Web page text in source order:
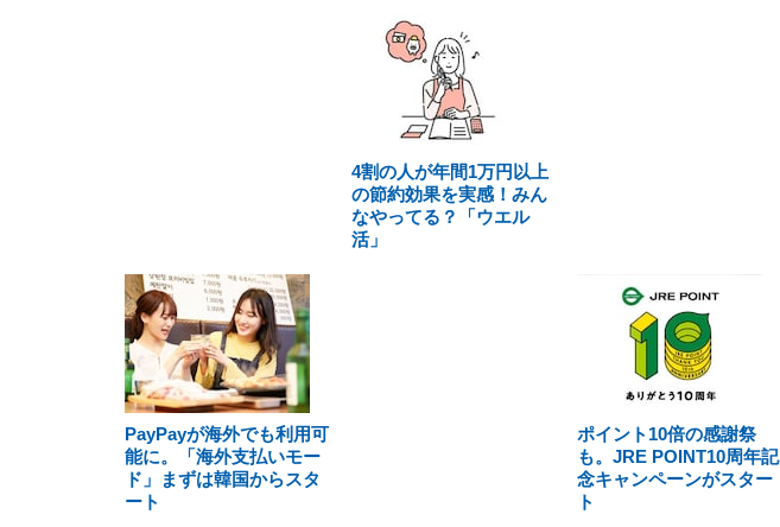
4割の人が年間1万円以上
の節約効果を実感！みん
なやってる？「ウエル
活」
PayPayが海外でも利用可
能に。「海外支払いモー
ド」まずは韓国からスタ
ート
ポイント10倍の感謝祭
も。JRE POINT10周年記
念キャンペーンがスター
ト